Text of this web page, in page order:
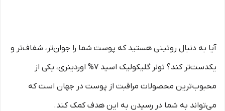
آیا به دنبال روتینی هستید که پوست شما را جوان‌تر، شفاف‌تر و
یکدست‌تر کند؟ تونر گلیکولیک اسید 7% اوردینری، یکی از
محبوب‌ترین محصولات مراقبت از پوست در جهان است که
می‌تواند به شما در رسیدن به این هدف کمک کند.